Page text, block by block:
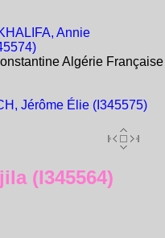
Annie
Algérie Française
Jérôme Élie (I345575)
(I345564)